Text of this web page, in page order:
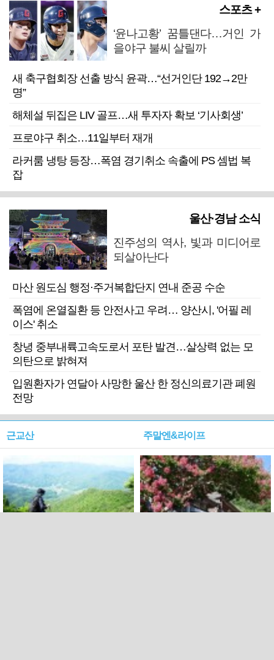
스포츠 +
‘윤나고황’ 꿈틀댄다…거인 가
을야구 불씨 살릴까
새 축구협회장 선출 방식 윤곽…“선거인단 192→2만
명”
해체설 뒤집은 LIV 골프…새 투자자 확보 ‘기사회생’
프로야구 취소…11일부터 재개
라커룸 냉탕 등장…폭염 경기취소 속출에 PS 셈법 복
잡
울산·경남 소식
진주성의 역사, 빛과 미디어로
되살아난다
마산 원도심 행정·주거복합단지 연내 준공 수순
폭염에 온열질환 등 안전사고 우려… 양산시, '어필 레
이스' 취소
창녕 중부내륙고속도로서 포탄 발견…살상력 없는 모
의탄으로 밝혀져
입원환자가 연달아 사망한 울산 한 정신의료기관 폐원
전망
근교산 주말엔&라이프